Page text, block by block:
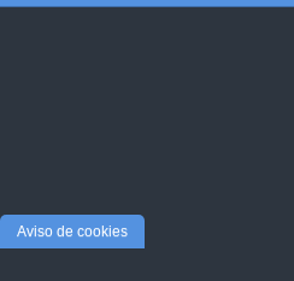
Aviso de cookies